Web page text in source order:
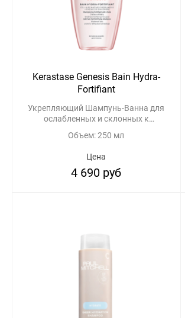
Kerastase Genesis Bain Hydra-
Fortifiant
Укрепляющий Шампунь-Ванна для
ослабленных и склонных к
Объем: 250 мл
Цена
4 690 руб